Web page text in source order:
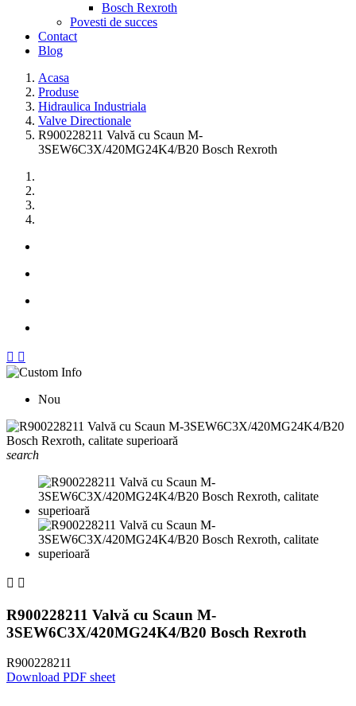
Bosch Rexroth
Povesti de succes
Contact
Blog
Acasa
Produse
Hidraulica Industriala
Valve Directionale
R900228211 Valvă cu Scaun M-
3SEW6C3X/420MG24K4/B20 Bosch Rexroth
 
Nou
search
 
R900228211 Valvă cu Scaun M-
3SEW6C3X/420MG24K4/B20 Bosch Rexroth
R900228211
Download PDF sheet